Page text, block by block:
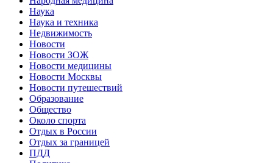
Наука
Наука и техника
Недвижимость
Новости
Новости ЗОЖ
Новости медицины
Новости Москвы
Новости путешествий
Образование
Общество
Около спорта
Отдых в России
Отдых за границей
ПДД